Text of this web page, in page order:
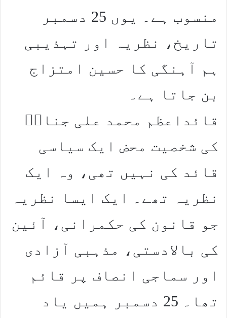
منسوب ہے۔ یوں 25 دسمبر
تاریخ، نظریہ اور تہذیبی
ہم آہنگی کا حسین امتزاج
بن جاتا ہے۔
قائداعظم محمد علی جناحؒ
کی شخصیت محض ایک سیاسی
قائد کی نہیں تھی، وہ ایک
نظریہ تھے۔ ایک ایسا نظریہ
جو قانون کی حکمرانی، آئین
کی بالادستی، مذہبی آزادی
اور سماجی انصاف پر قائم
تھا۔ 25 دسمبر ہمیں یاد